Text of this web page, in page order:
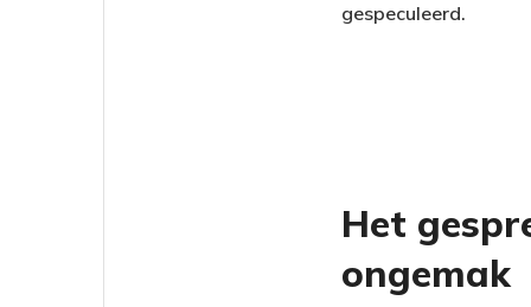
gespeculeerd.
Het
ongemak